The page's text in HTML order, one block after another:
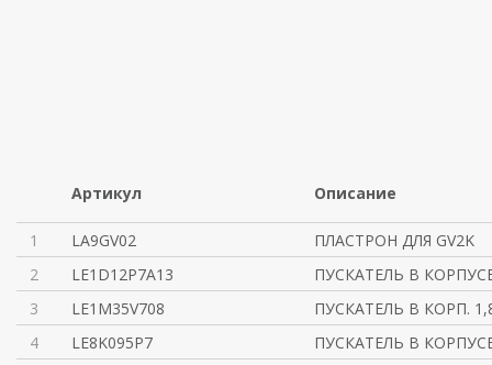
Артикул Описание
1 LA9GV02
ПЛАСТРОН ДЛЯ GV2K
2
LE1D12P7A13
ПУСКАТЕЛЬ В КОРПУСЕ
3
LE1M35V708
ПУСКАТЕЛЬ В КОРП.
4
LE8K095P7 ПУСКАТЕЛЬ В КОРПУСЕ